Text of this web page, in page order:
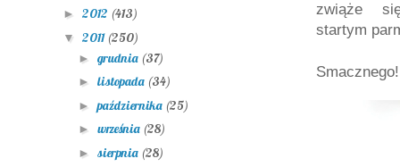
zwiąże
startym
► 2012 (413)
▼ 2011 (250)
► grudnia (37)
► listopada (34)
►października (25)
► września (28)
► sierpnia (28)